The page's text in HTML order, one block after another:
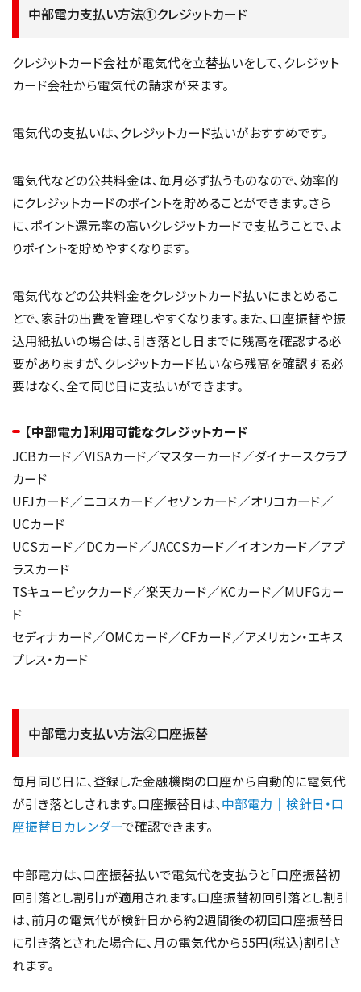
中部電力支払い方法①クレジットカード
クレジットカード会社が電気代を立替払いをして、クレジット
カード会社から電気代の請求が来ます。
電気代の支払いは、クレジットカード払いがおすすめです。
電気代などの公共料金は、毎月必ず払うものなので、効率的
にクレジットカードのポイントを貯めることができます。さら
に、ポイント還元率の高いクレジットカードで支払うことで、よ
りポイントを貯めやすくなります。
電気代などの公共料金をクレジットカード払いにまとめるこ
とで、家計の出費を管理しやすくなります。また、口座振替や振
込用紙払いの場合は、引き落とし日までに残高を確認する必
要がありますが、クレジットカード払いなら残高を確認する必
要はなく、全て同じ日に支払いができます。
【中部電力】利用可能なクレジットカード
JCBカード／VISAカード／マスターカード／ダイナースクラブ
カード
UFJカード／ニコスカード／セゾンカード／オリコカード／
UCカード
UCSカード／DCカード／JACCSカード／イオンカード／アプ
ラスカード
TSキュービックカード／楽天カード／KCカード／MUFGカー
ド
セディナカード／OMCカード／CFカード／アメリカン・エキス
プレス・カード
中部電力支払い方法②口座振替
毎月同じ日に、登録した金融機関の口座から自動的に電気代
が引き落としされます。口座振替日は、中部電力｜検針日・口
座振替日カレンダーで確認できます。
中部電力は、口座振替払いで電気代を支払うと「口座振替初
回引落とし割引」が適用されます。口座振替初回引落とし割引
は、前月の電気代が検針日から約2週間後の初回口座振替日
に引き落とされた場合に、月の電気代から55円(税込)割引さ
れます。